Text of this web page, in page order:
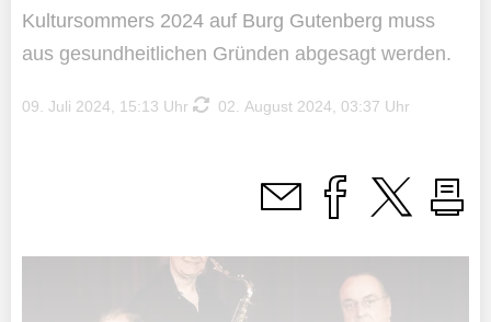
Kultursommers 2024 auf Burg Gutenberg muss
aus gesundheitlichen Gründen abgesagt werden.
09. Juli 2024, 15:13 Uhr 02. August 2024, 03:37 Uhr